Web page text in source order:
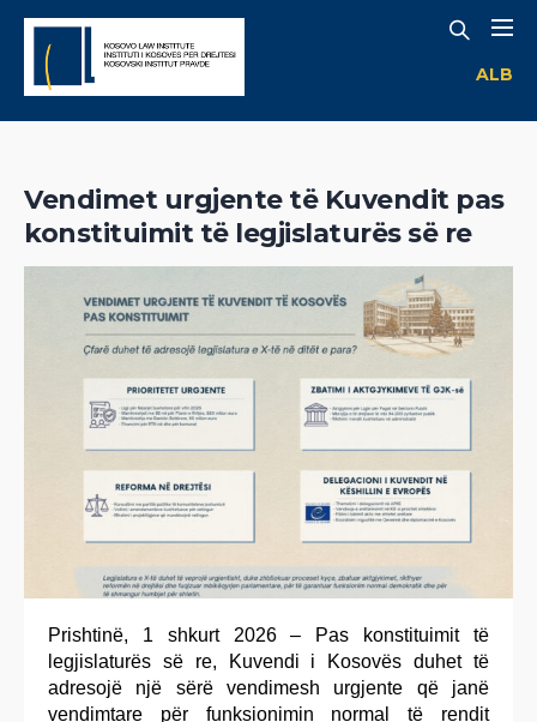
ALB
Vendimet urgjente të Kuvendit pas
konstituimit të legjislaturës së re
Prishtinë, 1 shkurt 2026 – Pas konstituimit të
legjislaturës së re, Kuvendi i Kosovës duhet të
adresojë një sërë vendimesh urgjente që janë
vendimtare për funksionimin normal të rendit